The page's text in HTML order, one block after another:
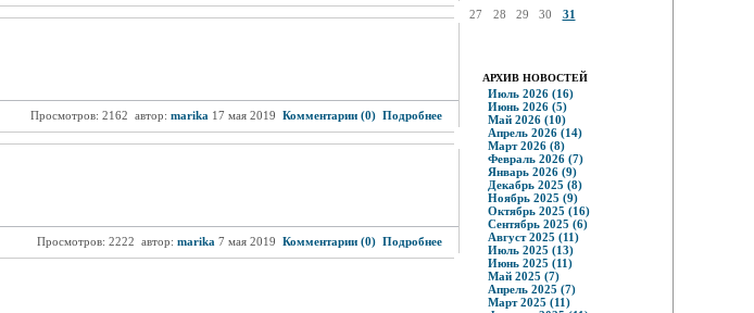
Просмотров: 2162 автор: marika 17 мая 2019 Комментарии (0) Подробнее
Просмотров: 2222 автор: marika 7 мая 2019 Комментарии (0) Подробнее
27
28 29 30 31
АРХИВ НОВОСТЕЙ
Июль 2026 (16)
Июнь 2026 (5)
Май 2026 (10)
Апрель 2026 (14)
Март 2026 (8)
Февраль 2026 (7)
Январь 2026 (9)
Декабрь 2025 (8)
Ноябрь 2025 (9)
Октябрь 2025 (16)
Сентябрь 2025 (6)
Август 2025 (11)
Июль 2025 (13)
Июнь 2025 (11)
Май 2025 (7)
Апрель 2025 (7)
Март 2025 (11)